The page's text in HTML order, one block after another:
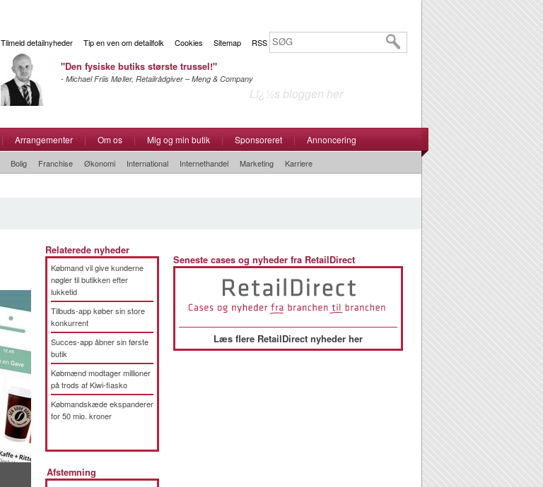
Tilmeld detailnyheder Tip en ven om detailfolk Cookies Sitemap RSS
"Den fysiske butiks største trussel!"
- Michael Friis Møller, Retailrådgiver – Meng & Company
Lï¿½s bloggen her
| Arrangementer | Om os | Mig og min butik | Sponsoreret | Annoncering
Bolig Franchise Økonomi International Internethandel Marketing Karriere
Relaterede nyheder
Købmand vil give kunderne
nøgler til butikken efter
lukketid
Tilbuds-app køber sin store
konkurrent
Succes-app åbner sin første
butik
Købmænd modtager millioner
på trods af Kiwi-fiasko
Købmandskæde ekspanderer
for 50 mio. kroner
Afstemning
Seneste cases og nyheder fra RetailDirect
Læs flere RetailDirect nyheder her